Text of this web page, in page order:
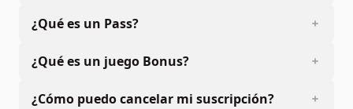
¿Qué es un Pass?
¿Qué es un juego Bonus?
¿Cómo puedo cancelar mi suscripción?